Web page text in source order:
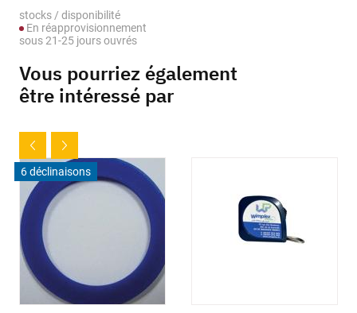
stocks / disponibilité
En réapprovisionnement
sous 21-25 jours ouvrés
Vous pourriez également
être intéressé par
6 déclinaisons